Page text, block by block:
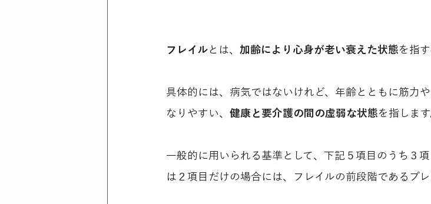
フレイル とは、 加齢により心身が老い衰えた状態を指す
具体的には、病気ではないけれど、年齢とともに筋力
なりやすい、 健康と要介護の間の虚弱な状態を指します
一般的に用いられる基準として、下記５項目のうち３
は２項目だけの場合には、フレイルの前段階であるプ